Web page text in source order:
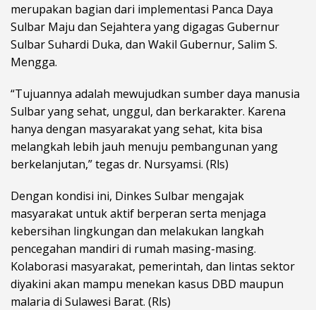
merupakan bagian dari implementasi Panca Daya
Sulbar Maju dan Sejahtera yang digagas Gubernur
Sulbar Suhardi Duka, dan Wakil Gubernur, Salim S.
Mengga.
“Tujuannya adalah mewujudkan sumber daya manusia
Sulbar yang sehat, unggul, dan berkarakter. Karena
hanya dengan masyarakat yang sehat, kita bisa
melangkah lebih jauh menuju pembangunan yang
berkelanjutan,” tegas dr. Nursyamsi. (Rls)
Dengan kondisi ini, Dinkes Sulbar mengajak
masyarakat untuk aktif berperan serta menjaga
kebersihan lingkungan dan melakukan langkah
pencegahan mandiri di rumah masing-masing.
Kolaborasi masyarakat, pemerintah, dan lintas sektor
diyakini akan mampu menekan kasus DBD maupun
malaria di Sulawesi Barat. (Rls)